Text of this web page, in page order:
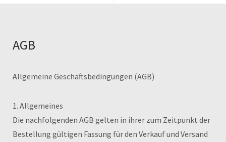
AGB
Allgemeine Geschäftsbedingungen (AGB)
1. Allgemeines
Die nachfolgenden AGB gelten in ihrer zum Zeitpunkt der
Bestellung gültigen Fassung für den Verkauf und Versand